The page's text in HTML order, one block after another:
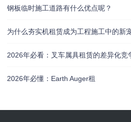
钢板临时施工道路有什么优点呢？
为什么夯实机租赁成为工程施工中的新
2026年必看：叉车属具租赁的差异化竞
2026年必懂：Earth Auger租